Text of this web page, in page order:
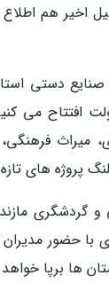
اخیر هم
دستی
در هفته دولت
میراث
پروژه های
و گردشگری
حضور مدیران
ها برپا